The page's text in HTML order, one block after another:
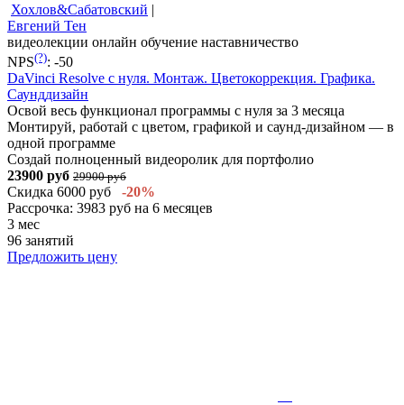
Хохлов&Сабатовский |
Евгений Тен
видеолекции онлайн обучение наставничество
NPS(?): -50
DaVinci Resolve с нуля. Монтаж. Цветокоррекция. Графика.
Саунддизайн
Освой весь функционал программы с нуля за 3 месяца
Монтируй, работай с цветом, графикой и саунд-дизайном — в
одной программе
Создай полноценный видеоролик для портфолио
23900 руб 29900 руб
Скидка 6000 руб -20%
Рассрочка: 3983 руб на 6 месяцев
3 мес
96 занятий
Предложить цену